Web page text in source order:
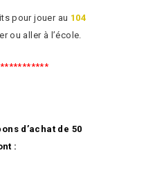
pour jouer au 104
ou aller à l’école.
d’achat de 50
: